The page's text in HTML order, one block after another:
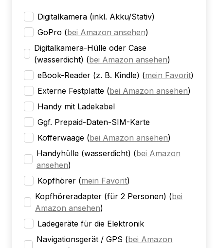
Digitalkamera (inkl. Akku/Stativ)
GoPro (bei Amazon ansehen)
Digitalkamera-Hülle oder Case
(wasserdicht) (bei Amazon ansehen)
eBook-Reader (z. B. Kindle) (mein Favorit)
Externe Festplatte (bei Amazon ansehen)
Handy mit Ladekabel
Ggf. Prepaid-Daten-SIM-Karte
Kofferwaage (bei Amazon ansehen)
Handyhülle (wasserdicht) (bei Amazon
ansehen)
Kopfhörer (mein Favorit)
Kopfhöreradapter (für 2 Personen) (bei
Amazon ansehen)
Ladegeräte für die Elektronik
Navigationsgerät / GPS (bei Amazon